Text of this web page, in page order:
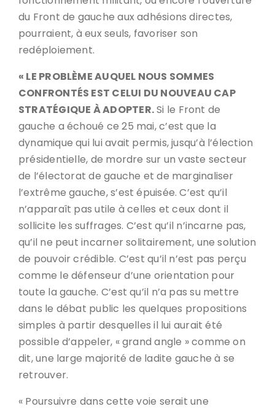
du Front de gauche aux adhésions directes,
pourraient, à eux seuls, favoriser son
redéploiement.
« LE PROBLÈME AUQUEL NOUS SOMMES
CONFRONTÉS EST CELUI DU NOUVEAU CAP
STRATÉGIQUE À ADOPTER.Si le Front de
gauche a échoué ce 25 mai, c’est que la
dynamique qui lui avait permis, jusqu’à l’élection
présidentielle, de mordre sur un vaste secteur
de l’électorat de gauche et de marginaliser
l’extrême gauche, s’est épuisée. C’est qu’il
n’apparaît pas utile à celles et ceux dont il
sollicite les suffrages. C’est qu’il n’incarne pas,
qu’il ne peut incarner solitairement, une solution
de pouvoir crédible. C’est qu’il n’est pas perçu
comme le défenseur d’une orientation pour
toute la gauche. C’est qu’il n’a pas su mettre
dans le débat public les quelques propositions
simples à partir desquelles il lui aurait été
possible d’appeler, « grand angle » comme on
dit, une large majorité de ladite gauche à se
retrouver.
« Poursuivre dans cette voie serait une